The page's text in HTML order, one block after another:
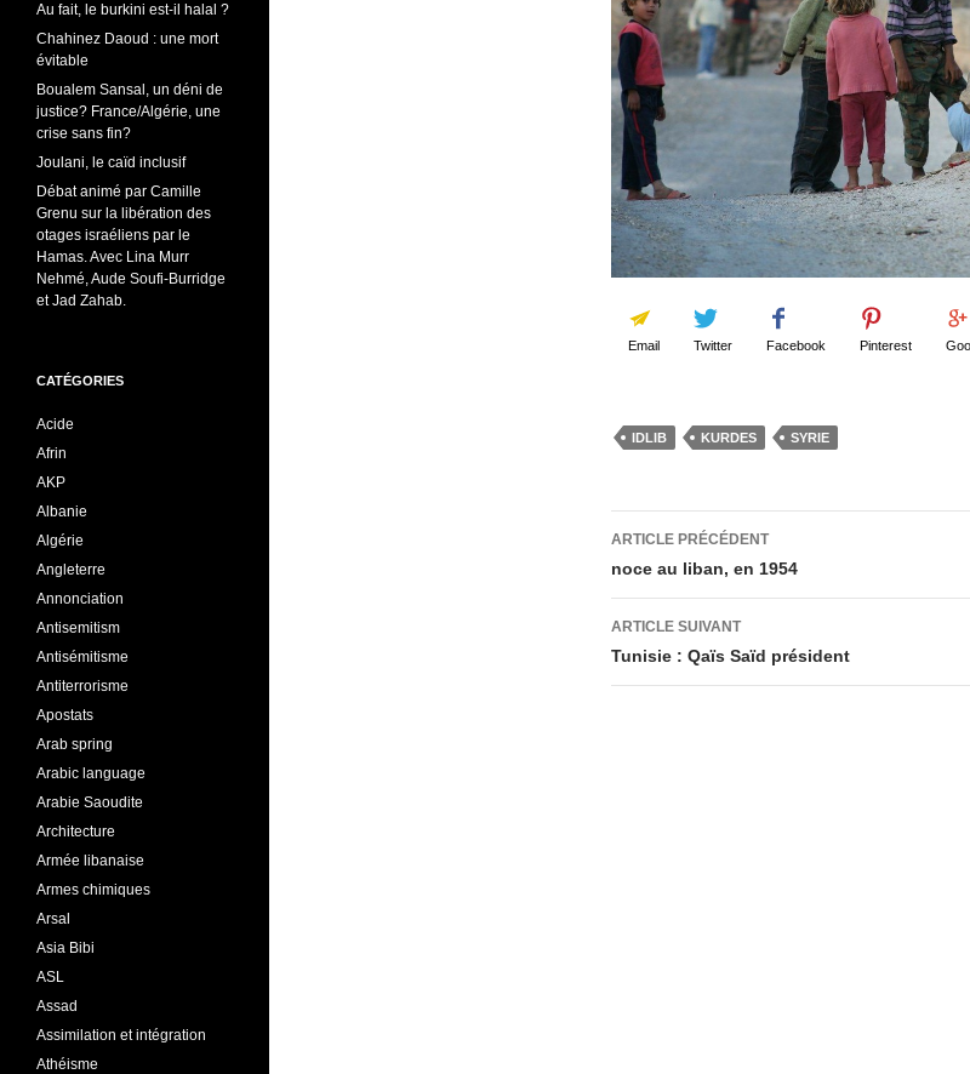
Email Twitter Facebook Pinterest
IDLIB KURDES SYRIE
Navigation
des
articles
ARTICLE PRÉCÉDENT
noce au liban, en 1954
ARTICLE SUIVANT
Tunisie : Qaïs Saïd président
Au fait, le burkini est-il halal ?
Chahinez Daoud : une mort
évitable
Boualem Sansal, un déni de
justice? France/Algérie, une
crise sans fin?
Joulani, le caïd inclusif
Débat animé par Camille
Grenu sur la libération des
otages israéliens par le
Hamas. Avec Lina Murr
Nehmé, Aude Soufi-Burridge
et Jad Zahab.
CATÉGORIES
Acide
Afrin
AKP
Albanie
Algérie
Angleterre
Annonciation
Antisemitism
Antisémitisme
Antiterrorisme
Apostats
Arab spring
Arabic language
Arabie Saoudite
Architecture
Armée libanaise
Armes chimiques
Arsal
Asia Bibi
ASL
Assad
Assimilation et intégration
Athéisme